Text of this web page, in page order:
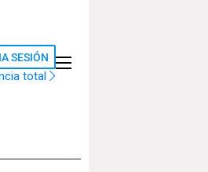
SESIÓN
total